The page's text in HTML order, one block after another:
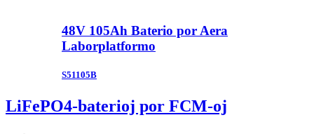
48V 105Ah Baterio por Aera
Laborplatformo
S51105B
LiFePO4-baterioj por FCM-oj